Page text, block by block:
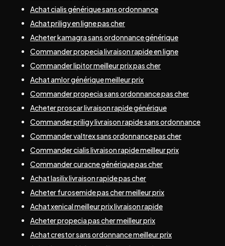
Achat cialis générique sans ordonnance
Achat priligy en ligne pas cher
Acheter kamagra sans ordonnance générique
Commander propecia livraison rapide en ligne
Commander lipitor meilleur prix pas cher
Achat amlor générique meilleur prix
Commander propecia sans ordonnance pas cher
Acheter proscar livraison rapide générique
Commander priligy livraison rapide sans ordonnance
Commander valtrex sans ordonnance pas cher
Commander cialis livraison rapide meilleur prix
Commander curacne générique pas cher
Achat lasilix livraison rapide pas cher
Acheter furosemide pas cher meilleur prix
Achat xenical meilleur prix livraison rapide
Acheter propecia pas cher meilleur prix
Achat crestor sans ordonnance meilleur prix